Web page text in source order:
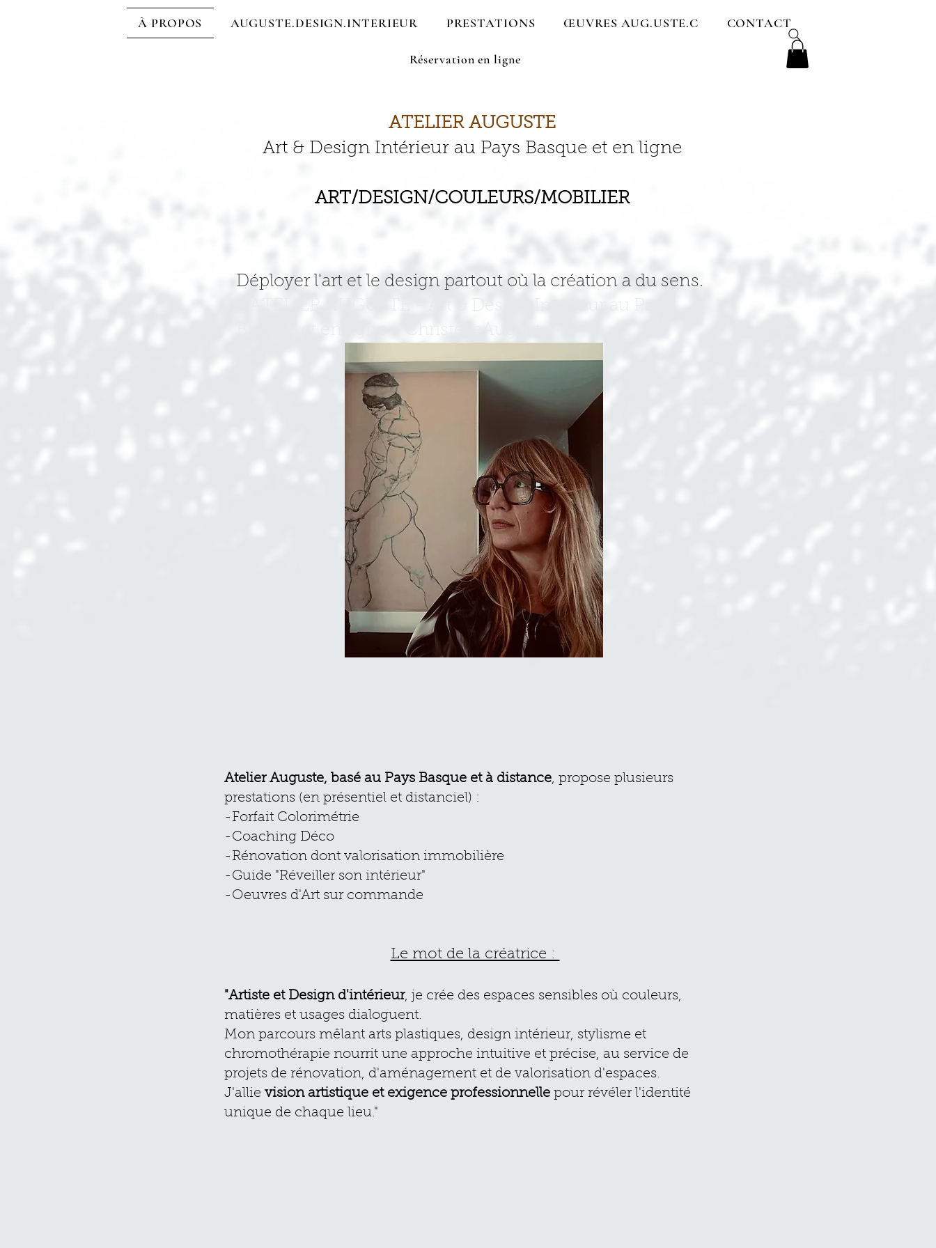
À PROPOS AUGUSTE.DESIGN.INTERIEUR PRESTATIONS ŒUVRES AUG.USTE.C CONTACT
Réservation en ligne
ATELIER AUGUSTE
Art & Design Intérieur au Pays Basque et en ligne
ART/DESIGN/COULEURS/MOBILIER
Déployer l'art et le design partout où la création a du sens.
​- ATELIER AUGUSTE - Art & Design Intérieur au Pays
Basque et en ligne - ChristelleAuguste
Atelier Auguste, basé au Pays Basque et à distance, propose plusieurs
prestations (en présentiel et distanciel) :
-Forfait Colorimétrie
-Coaching Déco
-Rénovation dont valorisation immobilière
-Guide "Réveiller son intérieur"
-Oeuvres d'Art sur commande
​Le mot de la créatrice :
"Artiste et Design d'intérieur, je crée des espaces sensibles où couleurs,
matières et usages dialoguent.
Mon parcours mêlant arts plastiques, design intérieur, stylisme et
chromothérapie nourrit une approche intuitive et précise, au service de
projets de rénovation, d'aménagement et de valorisation d'espaces.
J'allie vision artistique et exigence professionnelle pour révéler l'identité
unique de chaque lieu."